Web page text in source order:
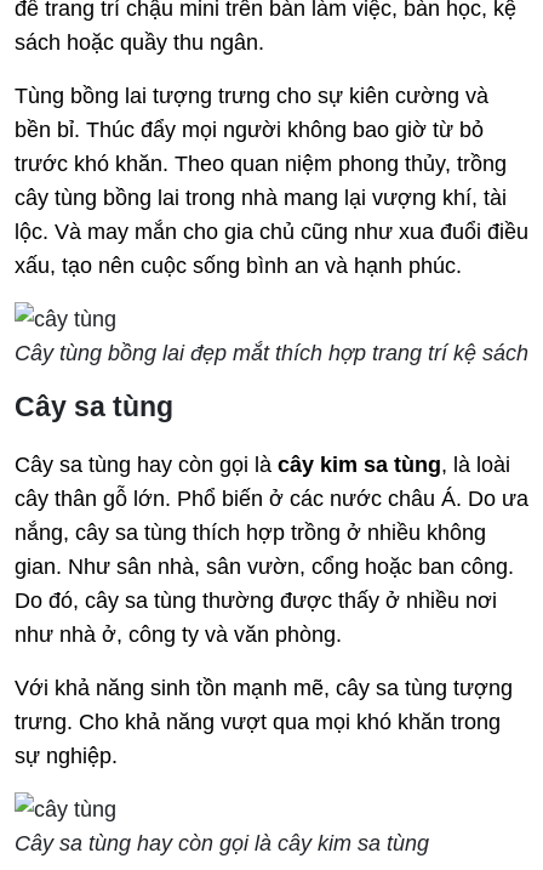
để trang trí chậu mini trên bàn làm việc, bàn học, kệ
sách hoặc quầy thu ngân.
Tùng bồng lai tượng trưng cho sự kiên cường và
bền bỉ. Thúc đẩy mọi người không bao giờ từ bỏ
trước khó khăn. Theo quan niệm phong thủy, trồng
cây tùng bồng lai trong nhà mang lại vượng khí, tài
lộc. Và may mắn cho gia chủ cũng như xua đuổi điều
xấu, tạo nên cuộc sống bình an và hạnh phúc.
Cây tùng bồng lai đẹp mắt thích hợp trang trí kệ sách
Cây sa tùng
Cây sa tùng hay còn gọi là cây kim sa tùng, là loài
cây thân gỗ lớn. Phổ biến ở các nước châu Á. Do ưa
nắng, cây sa tùng thích hợp trồng ở nhiều không
gian. Như sân nhà, sân vườn, cổng hoặc ban công.
Do đó, cây sa tùng thường được thấy ở nhiều nơi
như nhà ở, công ty và văn phòng.
Với khả năng sinh tồn mạnh mẽ, cây sa tùng tượng
trưng. Cho khả năng vượt qua mọi khó khăn trong
sự nghiệp.
Cây sa tùng hay còn gọi là cây kim sa tùng